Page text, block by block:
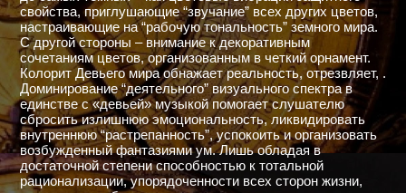
свойства, приглушающие “звучание” всех других цветов,
настраивающие на “рабочую тональность” земного мира.
С другой стороны – внимание к декоративным
сочетаниям цветов, организованным в четкий орнамент.
Колорит Девьего мира обнажает реальность, отрезвляет, .
Доминирование “деятельного” визуального спектра в
единстве с «девьей» музыкой помогает слушателю
сбросить излишнюю эмоциональность, ликвидировать
внутреннюю “растрепанность”, успокоить и организовать
возбужденный фантазиями ум. Лишь обладая в
достаточной степени способностью к тотальной
рационализации, упорядоченности всех сторон жизни,